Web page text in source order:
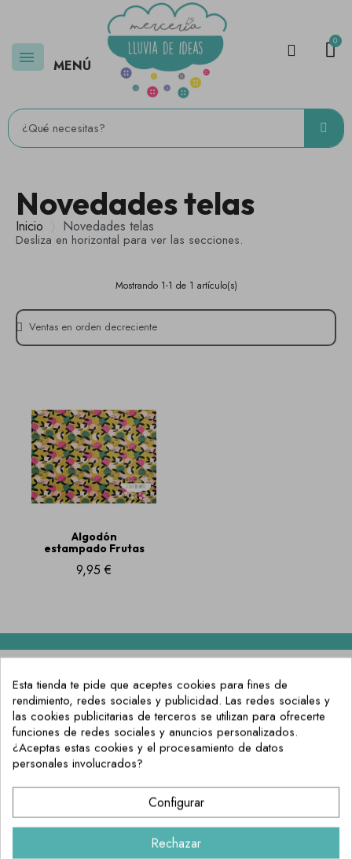
MENÚ
Novedades telas
Inicio Novedades telas
Desliza en horizontal para ver las secciones.
Mostrando 1-1 de 1 artículo(s)
Algodón
estampado Frutas
9,95 €
TIENDA FÍSICA
Compra online y Recoge en Tienda Física
ENVÍO 24H. HÁBILES
Esta tienda te pide que aceptes cookies para fines de
rendimiento, redes sociales y publicidad. Las redes sociales y
las cookies publicitarias de terceros se utilizan para ofrecerte
funciones de redes sociales y anuncios personalizados.
¿Aceptas estas cookies y el procesamiento de datos
personales involucrados?
Configurar
Rechazar